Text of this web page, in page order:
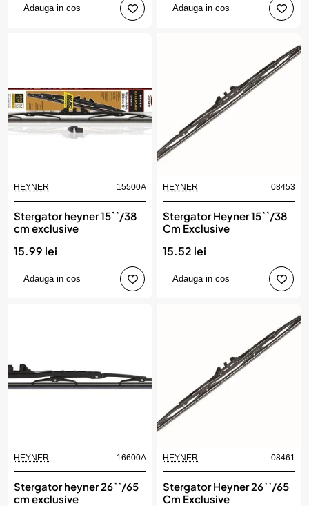
Adauga in cos Adauga in cos
HEYNER 15500A
Stergator heyner 15``/38
cm exclusive
15.99 lei
Adauga in cos
HEYNER 08453
Stergator Heyner 15``/38
Cm Exclusive
15.52 lei
Adauga in cos
HEYNER 16600A
Stergator heyner 26``/65
cm exclusive
HEYNER 08461
Stergator Heyner 26``/65
Cm Exclusive